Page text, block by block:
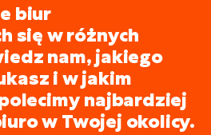
biur
się w różnych
nam, jakiego
i w jakim
najbardziej
w Twojej okolicy.